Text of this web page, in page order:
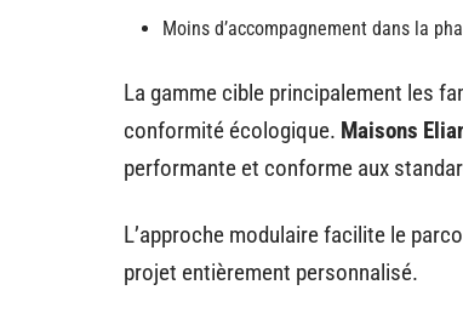
Moins d’accompagnement dans la
La gamme cible principalement les
conformité écologique. Maisons
performante et conforme aux
L’approche modulaire facilite le
projet entièrement personnalisé.